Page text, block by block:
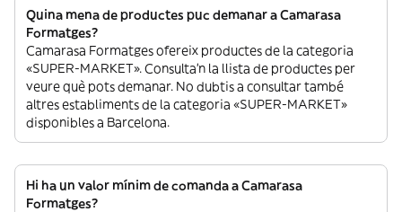
Quina mena de productes puc demanar a Camarasa
Formatges?
Camarasa Formatges ofereix productes de la categoria
«SUPER-MARKET». Consulta’n la llista de productes per
veure què pots demanar. No dubtis a consultar també
altres establiments de la categoria «SUPER-MARKET»
disponibles a Barcelona.
Hi ha un valor mínim de comanda a Camarasa
Formatges?